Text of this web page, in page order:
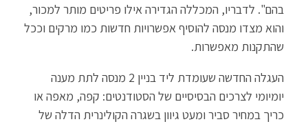
בהם". לדבריו, המכללה הגדירה אילו פריטים מותר למכור,
והוא מצדו מנסה להוסיף אפשרויות חדשות כמו מרקים וככל
שהתקנות מאפשרות.
העגלה החדשה שעומדת ליד בניין 2 מנסה לתת מענה
יומיומי לצרכים הבסיסיים של הסטודנטים: קפה, מאפה או
כריך במחיר סביר ומעט גיוון בשגרה הקולינרית הדלה של